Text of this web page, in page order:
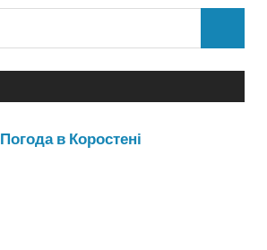
Погода в Коростені